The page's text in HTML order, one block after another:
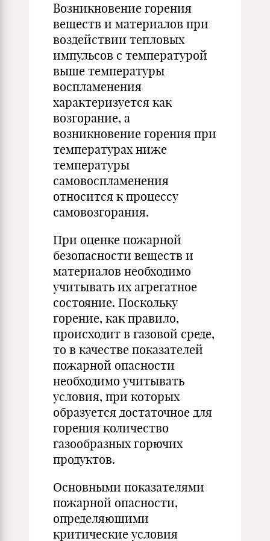
Возникновение горения
веществ и материалов при
воздействии тепловых
импульсов с температурой
выше температуры
воспламенения
характеризуется как
возгорание, а
возникновение горения при
температурах ниже
температуры
самовоспламенения
относится к процессу
самовозгорания.
При оценке пожарной
безопасности веществ и
материалов необходимо
учитывать их агрегатное
состояние. Поскольку
горение, как правило,
происходит в газовой среде,
то в качестве показателей
пожарной опасности
необходимо учитывать
условия, при которых
образуется достаточное для
горения количество
газообразных горючих
продуктов.
Основными показателями
пожарной опасности,
определяющими
критические условия